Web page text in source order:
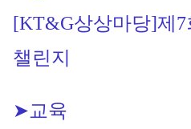
[KT&G상상마당]제7
챌린지
➤교육